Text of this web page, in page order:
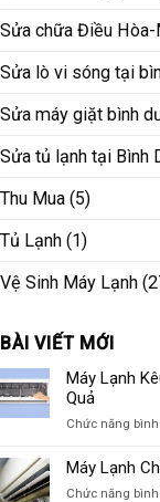
Sửa chữa Điều Hòa-
Sửa lò vi sóng tại
Sửa máy giặt bình
Sửa tủ lạnh tại Bình
Thu Mua (5)
Tủ Lạnh (1)
Vệ Sinh Máy Lạnh
BÀI VIẾT MỚI
Máy Lạnh
Quả
Chức năng
Máy Lạnh
Chức năng